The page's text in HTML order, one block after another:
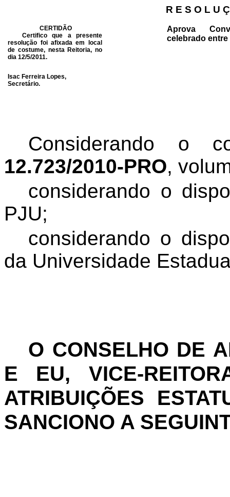
R E S O L U
CERTIDÃO
Certifico que a presente
resolução foi afixada em local
de costume, nesta Reitoria, no
dia 12/5/2011.
Isac Ferreira Lopes,
Secretário.
Aprova
celebrado entre
Considerando o
12.723/2010-PRO,
considerando o
PJU;
considerando o
da Universidade
O CONSELHO DE
E EU, VICE-
ATRIBUIÇÕES
SANCIONO A